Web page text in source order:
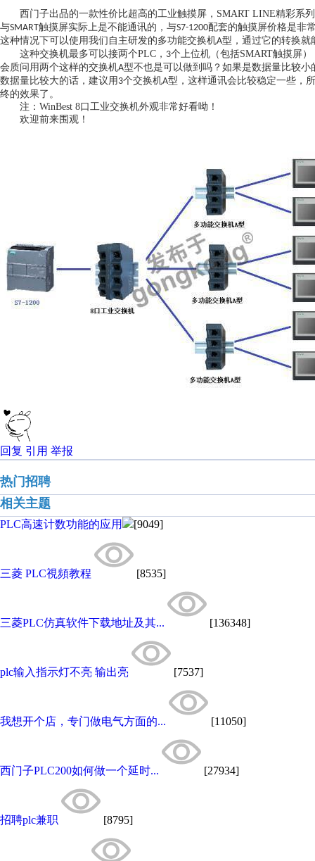
西门子出品的一款性价比超高的工业触摸屏， SMART LINE精彩系
与SMART触摸屏实际上是不能通讯的，与S7-1200配套的触摸屏价格是非
这种情况下可以使用我们自主研发的多功能交换机A型，通过它的转换就
这种交换机最多可以接两个PLC ， 3个上位机（包括SMART触摸屏
会质问用两个这样的交换机A型不也是可以做到吗？如果是数据量比较小
数据量比较大的话，建议用 3个交换机A型，这样通讯会比较稳定一些，
终的效果了。
注：WinBest 8口工业交换机外观非常好看呦！
欢迎前来围观！
回复 引用 举报
热门招聘
相关主题
PLC高速计数功能的应用 [9049]
三菱 PLC視頻教程 [8535]
三菱PLC仿真软件下载地址及其... [136348]
plc输入指示灯不亮 输出亮 [7537]
我想开个店，专门做电气方面的... [11050]
西门子PLC200如何做一个延时... [27934]
招聘plc兼职 [8795]